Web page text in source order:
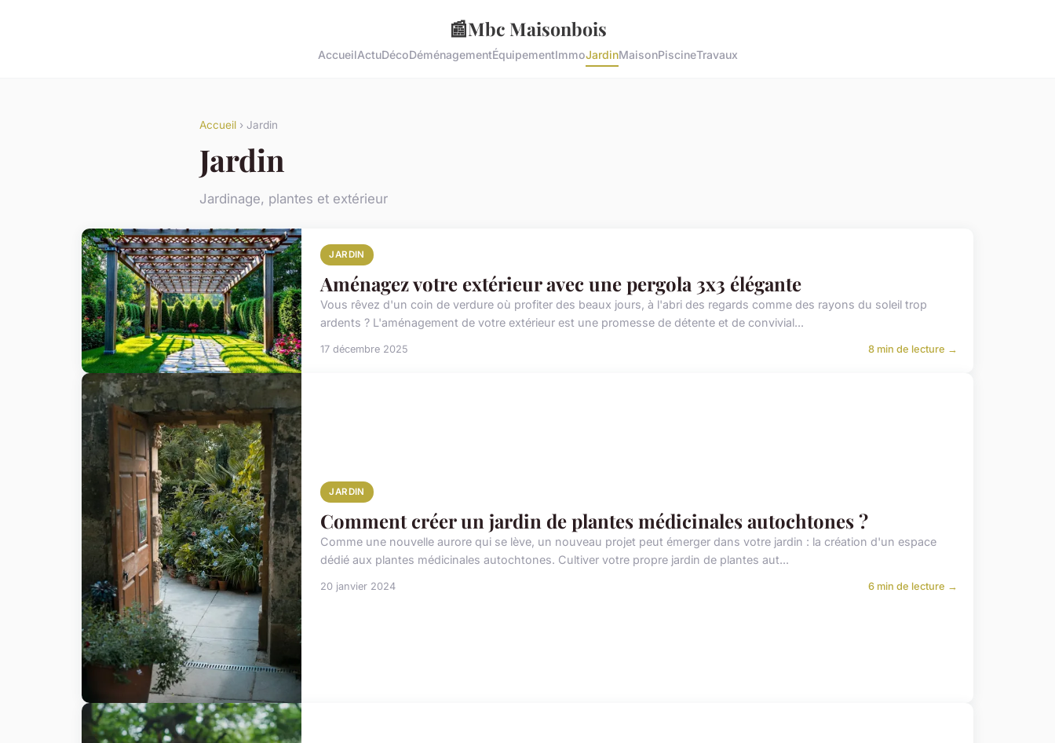
📰Mbc Maisonbois
AccueilActuDécoDéménagementÉquipementImmoJardinMaisonPiscineTravaux
Accueil › Jardin
Jardin
Jardinage, plantes et extérieur
JARDIN
Aménagez votre extérieur avec une pergola 3x3 élégante
Vous rêvez d'un coin de verdure où profiter des beaux jours, à l'abri des regards comme des rayons du soleil trop
ardents ? L'aménagement de votre extérieur est une promesse de détente et de convivial...
17 décembre 2025 8 min de lecture →
JARDIN
Comment créer un jardin de plantes médicinales autochtones ?
Comme une nouvelle aurore qui se lève, un nouveau projet peut émerger dans votre jardin : la création d'un espace
dédié aux plantes médicinales autochtones. Cultiver votre propre jardin de plantes aut...
20 janvier 2024 6 min de lecture →